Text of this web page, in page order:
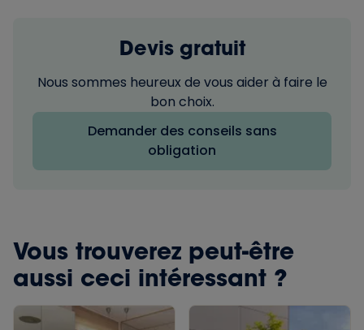
Devis gratuit
Nous sommes heureux de vous aider à faire le
bon choix.
Demander des conseils sans
obligation
Vous trouverez peut-être
aussi ceci intéressant ?